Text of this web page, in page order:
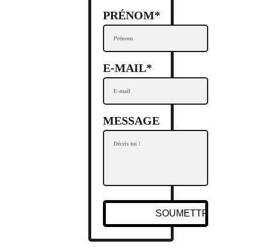
PRÉNOM*
E-MAIL*
MESSAGE
SOUMETTRE